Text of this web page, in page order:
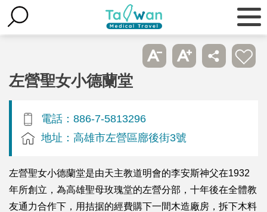
左營聖女小德蘭堂
電話：886-7-5813296
地址：高雄市左營區廍後街3號
左營聖女小德蘭堂是由天主教道明會的李安斯神父在1932
年所創立，為高雄聖母玫瑰堂的左營分部，十年後在全體教
友通力合作下，用拮据的經費購下一間木造廠房，拆下木料